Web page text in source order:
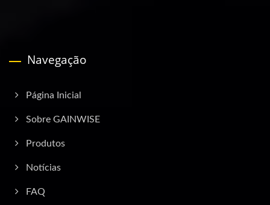
Navegação
Página Inicial
Sobre GAINWISE
Produtos
Notícias
FAQ